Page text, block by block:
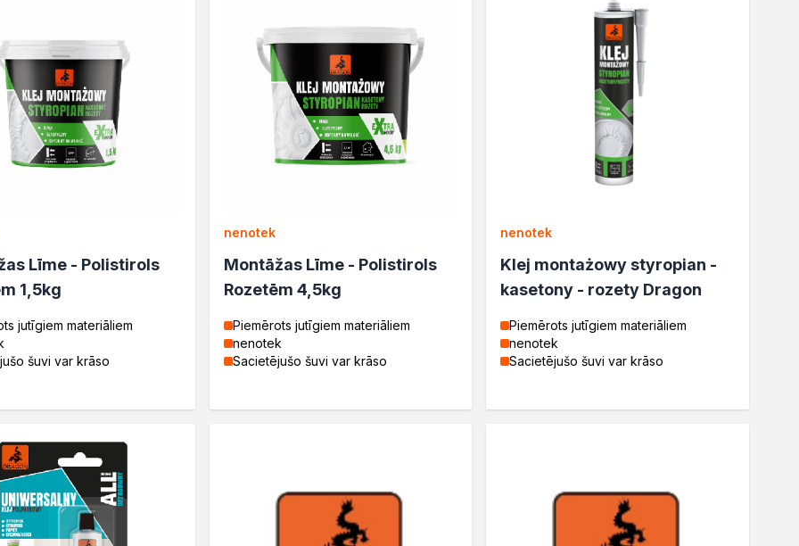
Līme - Polistirols
1,5kg
jutīgiem materiāliem
šuvi var krāso
nenotek
Montāžas Līme - Polistirols
Rozetēm 4,5kg
Piemērots jutīgiem materiāliem
nenotek
Sacietējušo šuvi var krāso
nenotek
Klej montażowy styropian -
kasetony - rozety Dragon
Piemērots jutīgiem materiāliem
nenotek
Sacietējušo šuvi var krāso